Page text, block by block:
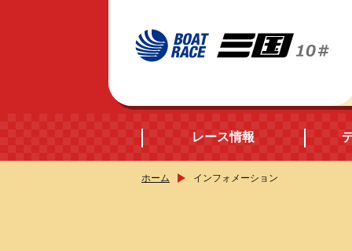
レース情報
ホーム インフォメーション